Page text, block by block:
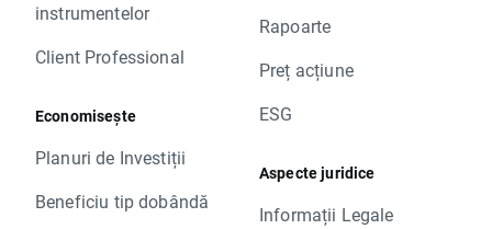
instrumentelor
Client Professional
Economisește
Planuri de Investiții
Beneficiu tip dobândă
Rapoarte
Preț acțiune
ESG
Aspecte juridice
Informații Legale